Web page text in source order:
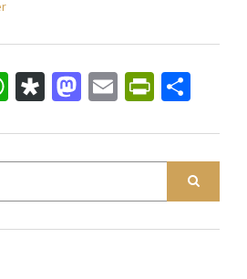
WhatsApp
Diaspora
Mastodon
Email